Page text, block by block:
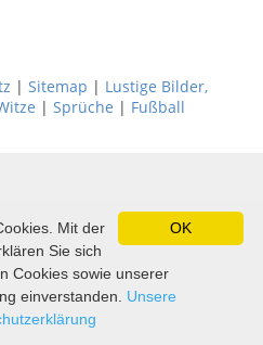
| Sitemap | Lustige Bilder,
| Sprüche | Fußball
OK
Mit der
Sie sich
Cookies sowie unserer
einverstanden. Unsere